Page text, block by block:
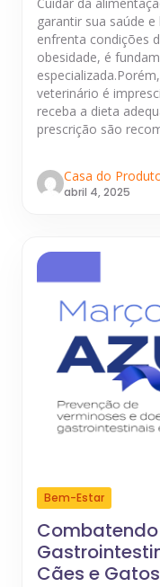
Cuidar da
garantir sua saúde
enfrenta condições
obesidade, é
veterinário é
receba a dieta
prescrição são
Casa do
abril 4, 2025
Bem-Estar
Cães e Gatos